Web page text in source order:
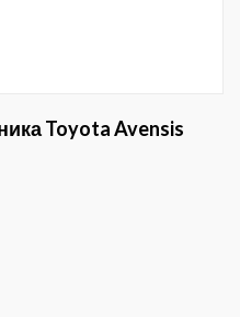
Toyota Avensis